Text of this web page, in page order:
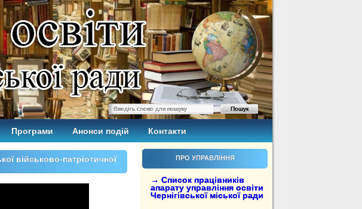
Програми Анонси подій Контакти
ПРО УПРАВЛІННЯ
→ Список працівників
апарату управління освіти
Чернігівської міської ради
військово-патріотичної